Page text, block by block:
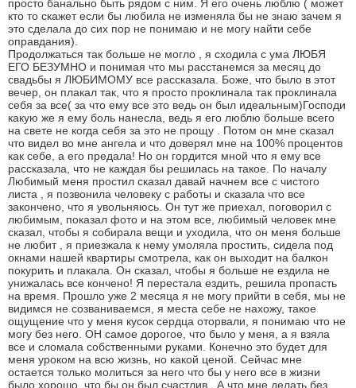
просто банально быть рядом с ним. Я его очень люблю ( может
кто то скажет если бы любила не изменяла бы не знаю зачем я
это сделала до сих пор не понимаю и не могу найти себе
оправдания).
Продолжаться так больше не могло , я сходила с ума ЛЮБЯ
ЕГО БЕЗУМНО и понимая что мы расстанемся за месяц до
свадьбы я ЛЮБИМОМУ все рассказала. Боже, что было в этот
вечер, он плакал так, что я просто проклинала так проклинала
себя за все( за что ему все это ведь он был идеальным)Господи
какую же я ему боль нанесла, ведь я его люблю больше всего
на свете не когда себя за это не прощу . Потом он мне сказал
что видел во мне ангела и что доверял мне на 100% процентов
как себе, а его предала! Но он гордится мной что я ему все
рассказала, что не каждая бы решилась на такое. По началу
Любимый меня простил сказал давай начнем все с чистого
листа , я позвонила человеку с работы и сказала что все
закончено, что я увольняюсь. Он тут же приехал, поговорил с
любимым, показал фото и на этом все, любимый человек мне
сказал, чтобы я собирала вещи и уходила, что он меня больше
не любит , я приезжала к нему умоляла простить, сидела под
окнами нашей квартиры смотрела, как он выходит на балкон
покурить и плакала. Он сказал, чтобы я больше не ездила не
унижалась все кончено! Я перестала ездить, решила пропасть
на время. Прошло уже 2 месяца я не могу прийти в себя, мы не
видимся не созваниваемся, я места себе не нахожу, такое
ощущение что у меня кусок сердца оторвали, я понимаю что не
могу без него. ОН самое дорогое, что было у меня, а я взяла
все и сломала собственными руками. Конечно это будет для
меня уроком на всю жизнь, но какой ценой. Сейчас мне
остается только молиться за него что бы у него все в жизни
было хорошо, что бы он был счастлив . А что мне делать без